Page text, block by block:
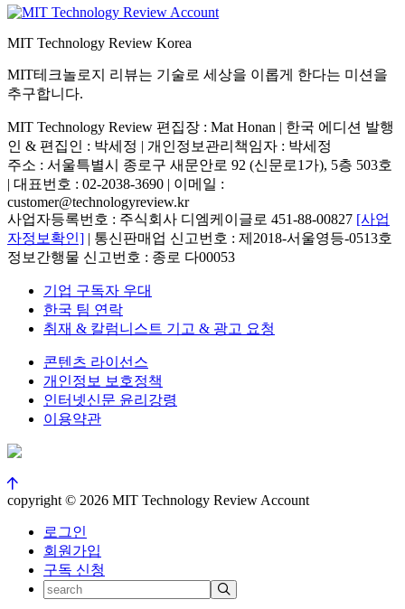
MIT Technology Review Korea
MIT테크놀로지 리뷰는 기술로 세상을 이롭게 한다는 미션을
추구합니다.
MIT Technology Review 편집장 : Mat Honan | 한국 에디션 발행
인 & 편집인 : 박세정 | 개인정보관리책임자 : 박세정
주소 : 서울특별시 종로구 새문안로 92 (신문로1가), 5층 503호
| 대표번호 : 02-2038-3690 | 이메일 :
customer@technologyreview.kr
사업자등록번호 : 주식회사 디엠케이글로 451-88-00827 [사업
자정보확인] | 통신판매업 신고번호 : 제2018-서울영등-0513호
정보간행물 신고번호 : 종로 다00053
기업 구독자 우대
한국 팀 연락
취재 & 칼럼니스트 기고 & 광고 요청
콘텐츠 라이선스
개인정보 보호정책
인터넷신문 윤리강령
이용약관
copyright © 2026 MIT Technology Review Account
로그인
회원가입
구독 신청